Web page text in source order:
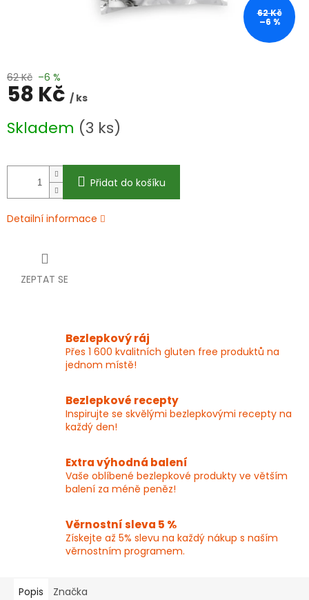
62 Kč
–6 %
62 Kč –6 %
58 Kč / ks
cena:
Skladem (3 ks)
Přidat do košíku
Detailní informace
ZEPTAT SE
Bezlepkový ráj
Přes 1 600 kvalitních gluten free produktů na
jednom místě!
Bezlepkové recepty
Inspirujte se skvělými bezlepkovými recepty na
každý den!
Extra výhodná balení
Vaše oblíbené bezlepkové produkty ve větším
balení za méně peněz!
Věrnostní sleva 5 %
Získejte až 5% slevu na každý nákup s naším
věrnostním programem.
Popis Značka